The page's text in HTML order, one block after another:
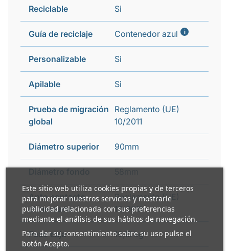
Este sitio web utiliza cookies propias y de terceros
para mejorar nuestros servicios y mostrarle
publicidad relacionada con sus preferencias
mediante el análisis de sus hábitos de navegación.
Para dar su consentimiento sobre su uso pulse el
botón Acepto.
Reciclable Si
Guía de reciclaje Contenedor azul i
Personalizable Si
Apilable Si
Prueba de migración
global
Reglamento (UE)
10/2011
Diámetro superior 90mm
Apto contacto
alimentario
Reglamento (UE)
10/2011
Peso caja 10,15 kg